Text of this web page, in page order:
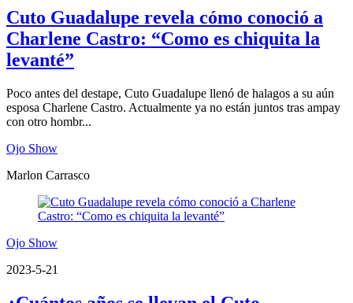
Cuto Guadalupe revela cómo conoció a
Charlene Castro: “Como es chiquita la
levanté”
Poco antes del destape, Cuto Guadalupe llenó de halagos a su aún
esposa Charlene Castro. Actualmente ya no están juntos tras ampay
con otro hombr...
Ojo Show
Marlon Carrasco
Ojo Show
2023-5-21